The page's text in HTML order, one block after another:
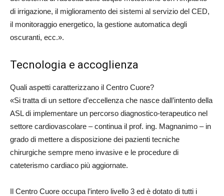
di irrigazione, il miglioramento dei sistemi al servizio del CED,
il monitoraggio energetico, la gestione automatica degli
oscuranti, ecc.».
Tecnologia e accoglienza
Quali aspetti caratterizzano il Centro Cuore?
«Si tratta di un settore d’eccellenza che nasce dall’intento della
ASL di implementare un percorso diagnostico-terapeutico nel
settore cardiovascolare – continua il prof. ing. Magnanimo – in
grado di mettere a disposizione dei pazienti tecniche
chirurgiche sempre meno invasive e le procedure di
cateterismo cardiaco più aggiornate.
Il Centro Cuore occupa l’intero livello 3 ed è dotato di tutti i